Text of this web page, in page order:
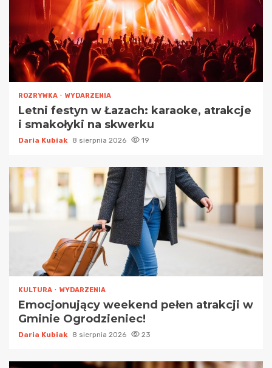
ROZRYWKA WYDARZENIA
Letni festyn w Łazach: karaoke, atrakcje
i smakołyki na skwerku
Daria Kubiak 8 sierpnia 2026 19
KULTURA WYDARZENIA
Emocjonujący weekend pełen atrakcji w
Gminie Ogrodzieniec!
Daria Kubiak 8 sierpnia 2026 23